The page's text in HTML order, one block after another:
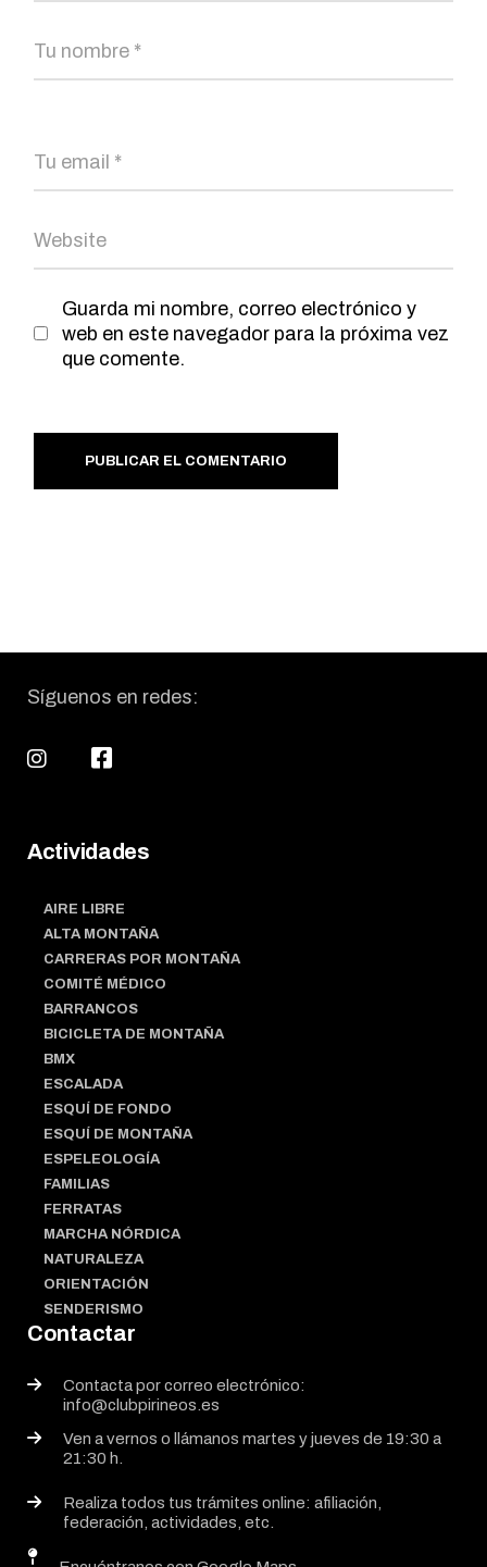
Guarda mi nombre, correo electrónico y
web en este navegador para la próxima vez
que comente.
PUBLICAR EL COMENTARIO
Síguenos en redes:
Actividades
AIRE LIBRE
ALTA MONTAÑA
CARRERAS POR MONTAÑA
COMITÉ MÉDICO
BARRANCOS
BICICLETA DE MONTAÑA
BMX
ESCALADA
ESQUÍ DE FONDO
ESQUÍ DE MONTAÑA
ESPELEOLOGÍA
FAMILIAS
FERRATAS
MARCHA NÓRDICA
NATURALEZA
ORIENTACIÓN
SENDERISMO
Contactar
Contacta por correo electrónico:
info@clubpirineos.es
Ven a vernos o llámanos martes y jueves de 19:30 a
21:30 h.
Realiza todos tus trámites online: afiliación,
federación, actividades, etc.